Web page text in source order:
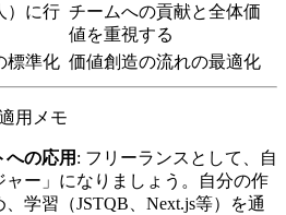
）に行 チームへの貢献と全体価
値を重視する
標準化 価値創造の流れの最適化
用メモ
への応用 : フリーランスとして、自
ャー」になりましょう。自分の作
学習（JSTQB、Next.js等）を通